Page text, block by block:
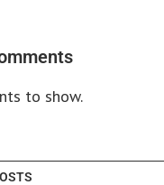
to show.